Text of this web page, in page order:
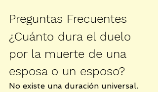
Preguntas Frecuentes
¿Cuánto dura el duelo
por la muerte de una
esposa o un esposo?
No existe una duración universal.